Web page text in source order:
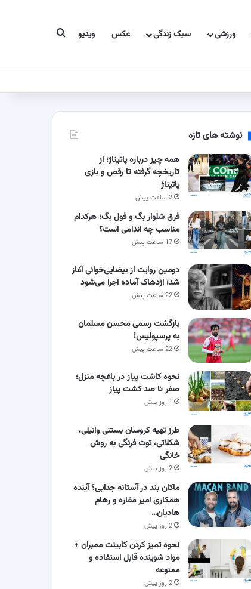
ورزشی سبک زندگی عکس ویدیو جستجو برای
نوشته های تازه
همه چیز درباره پاتیناژ؛ از
تاریخچه گرفته تا رقص و بازی
پاتیناژ
2 ساعت پیش
فرق شلوار بگ و فول بگ؛ هرکدام
مناسب چه اندامی است؟
17 ساعت پیش
دومین روایت از بیضایی‌خوانی آغاز
شد؛ اژدهاک آماده اجرا می‌شود
22 ساعت پیش
بازگشت رسمی محسن مسلمان
به پرسپولیس!
22 ساعت پیش
نحوه کاشت پیاز در باغچه منزل؛
صفر تا صد کشت پیاز
1 روز پیش
طرز تهیه کروسان بستنی وانیلی،
شکلاتی، توت فرنگی به روش
خانگی
2 روز پیش
ماکان بند در آستانه جدایی؟ آینده
همکاری امیر مقاره و رهام
هادیان…
2 روز پیش
نحوه تمیز کردن کابینت ممبران +
مواد شوینده قابل استفاده و
ممنوعه
2 روز پیش